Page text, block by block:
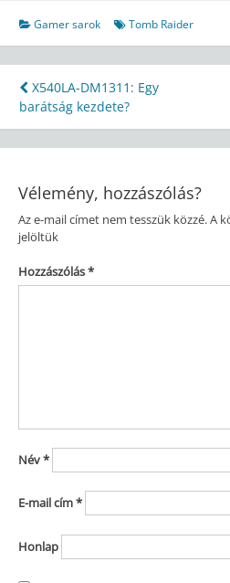
Gamer sarok Tomb Raider
Bejegyzés
navigáció
X540LA-DM1311: Egy
barátság kezdete?
Vélemény, hozzászólás?
Az e-mail címet nem tesszük közzé.A
jelöltük
Hozzászólás*
Név*
E-mail cím*
Honlap